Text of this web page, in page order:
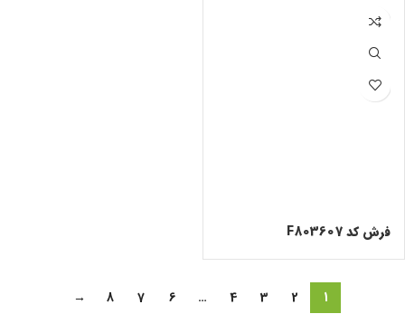
فرش کد F803607
1
2
3
4
…
6
7
8
→